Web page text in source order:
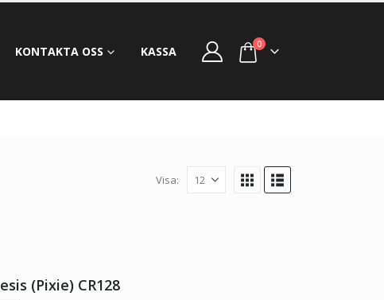
KONTAKTA OSS KASSA 0
Visa:
(Pixie) CR128